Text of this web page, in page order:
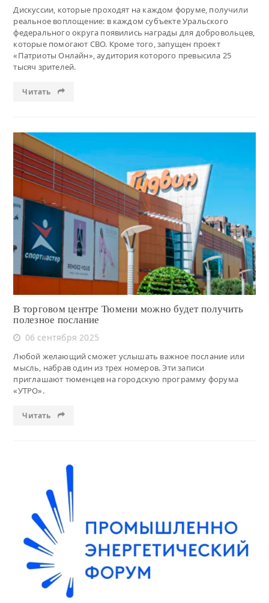
Дискуссии, которые проходят на каждом форуме, получили
реальное воплощение: в каждом субъекте Уральского
федерального округа появились награды для добровольцев,
которые помогают СВО. Кроме того, запущен проект
«Патриоты Онлайн», аудитория которого превысила 25
тысяч зрителей.
Читать
Читать
В торговом центре Тюмени можно будет получить
полезное послание
06 сентября 2025
Любой желающий сможет услышать важное послание или
мысль, набрав один из трех номеров. Эти записи
приглашают тюменцев на городскую программу форума
«УТРО».
Читать
Читать